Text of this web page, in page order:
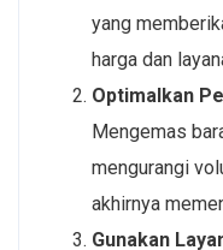
yang
harga dan
Optimalkan
Mengemas
mengurangi
akhirnya
Gunakan